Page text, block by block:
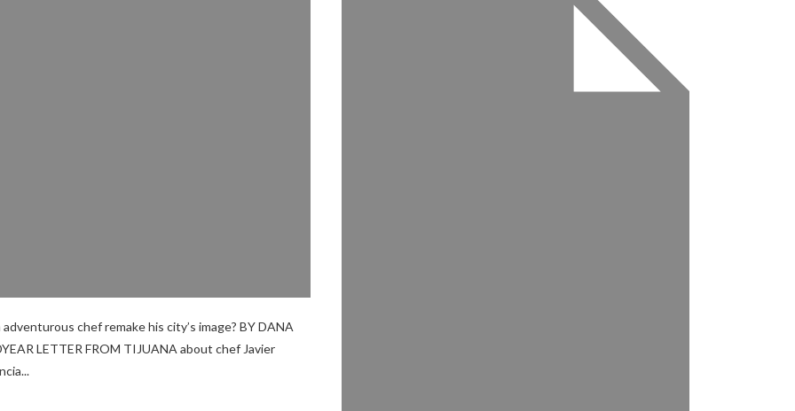
adventurous chef remake his city’s image? BY DANA
LETTER FROM TIJUANA about chef Javier